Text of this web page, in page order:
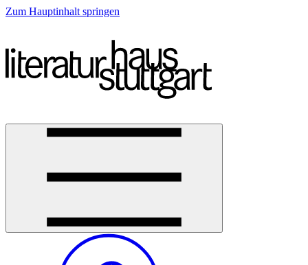
Zum Hauptinhalt springen